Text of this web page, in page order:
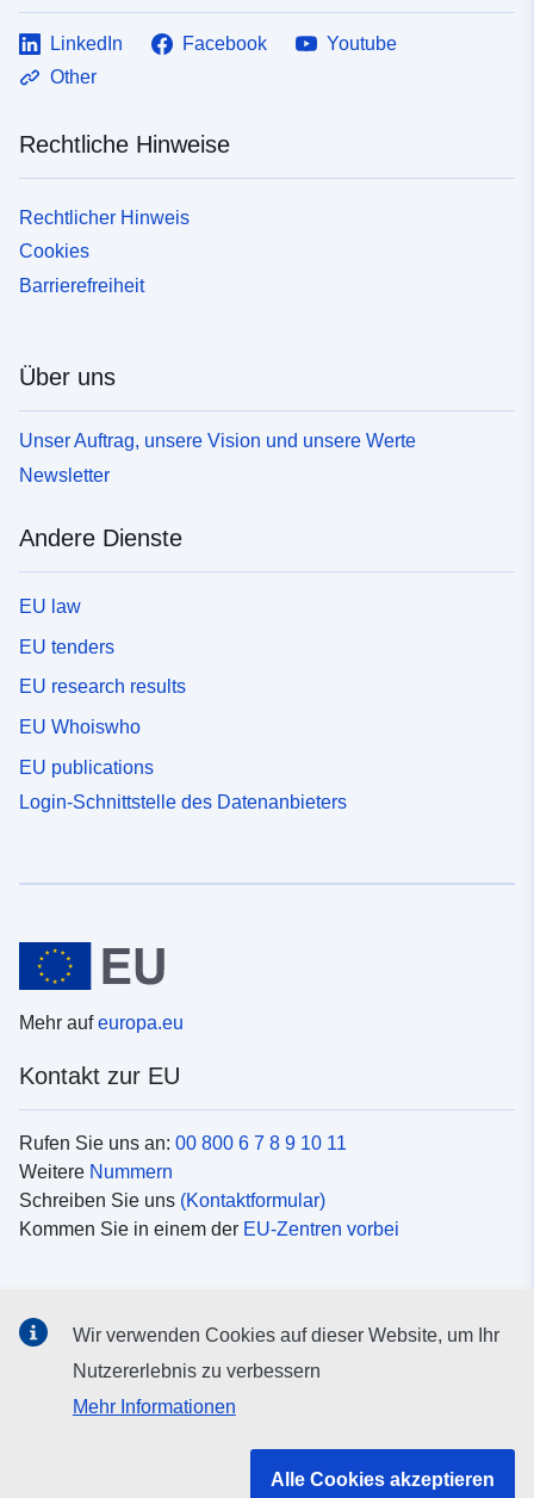
LinkedIn Facebook
Youtube
Other
Rechtliche Hinweise
Rechtlicher Hinweis
Cookies
Barrierefreiheit
Über uns
Unser Auftrag, unsere Vision und unsere Werte
Newsletter
Andere Dienste
EU law
EU tenders
EU research results
EU Whoiswho
EU publications
Login-Schnittstelle des Datenanbieters
Mehr aufeuropa.eu
Kontakt zur EU
Rufen Sie uns an: 00 800 6 7 8 9 10 11
Weitere Nummern
Schreiben Sie uns (Kontaktformular)
Kommen Sie in einem der EU-Zentren vorbei
Suche nach EUSocial-Media-Kanäle
Organe und Einrichtungen der EU
Wir verwenden Cookies auf dieser Website, um Ihr
Nutzererlebnis zu verbessern
Mehr Informationen
Alle Cookies akzeptieren